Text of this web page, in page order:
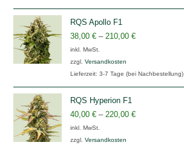
RQS Apollo F1
38,00€ –210,00€
inkl. MwSt.
zzgl.Versandkosten
Lieferzeit:3-7 Tage (bei Nachbestellung)
RQS Hyperion F1
40,00€ –220,00€
inkl. MwSt.
zzgl.Versandkosten